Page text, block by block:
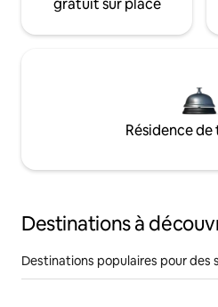
gratuit sur place
Résidence
Destinations à
Destinations populaires pour des